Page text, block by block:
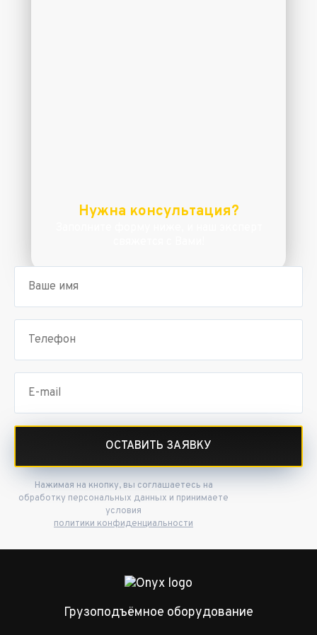
Нужна консультация?
ОСТАВИТЬ ЗАЯВКУ
Нажимая на кнопку, вы соглашаетесь на
обработку персональных данных и принимаете
условия
политики конфиденциальности
Грузоподъёмное оборудование